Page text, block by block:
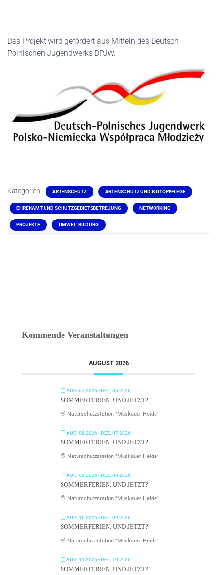
Das Projekt wird gefördert aus Mitteln des Deutsch-
Polnischen Jugendwerks DPJW.
Kategorien: ARTENSCHUTZ ARTENSCHUTZ UND BIOTOPPFLEGE
EHRENAMT UND SCHUTZGEBIETSBETREUUNG NETWORKING
PROJEKTE UMWELTBILDUNG
Kommende Veranstaltungen
AUGUST 2026
AUG. 07 2026- DEZ. 06 2026
SOMMERFERIEN. UND JETZT?
Naturschutzstation "Muskauer Heide"
AUG. 08 2026- DEZ. 07 2026
SOMMERFERIEN. UND JETZT?
Naturschutzstation "Muskauer Heide"
AUG. 09 2026- DEZ. 08 2026
SOMMERFERIEN. UND JETZT?
Naturschutzstation "Muskauer Heide"
AUG. 10 2026- DEZ. 09 2026
SOMMERFERIEN. UND JETZT?
Naturschutzstation "Muskauer Heide"
AUG. 11 2026- DEZ. 10 2026
SOMMERFERIEN. UND JETZT?